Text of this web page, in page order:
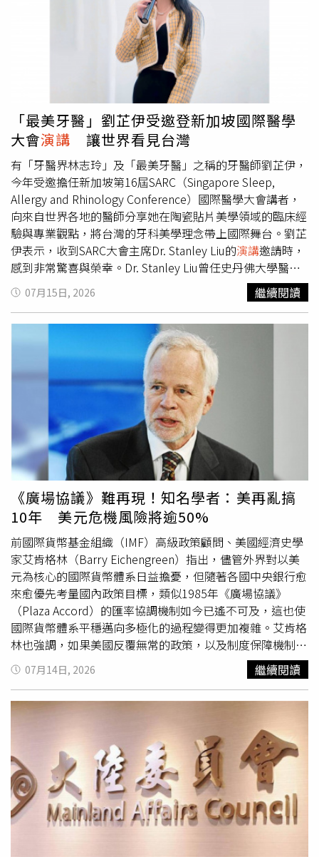
曾捐款史丹佛大學及加州藝術學院等教育機構。此次則透過
拍賣個人物品募集善款，展現不同於以往的公益方式，也讓
1件象徵其個人風格的皮夾克，成為支持科技創新與人才培
署、臺灣高雄地方檢察署等單位指導，並由採購業務相關人
員與承攬商共同參與，透過跨領域交流深化誠信治理與品質
管理。 本次論壇涵蓋專題演講 、企業治理分享及專家座
談，並聚焦「深耕能源廉能，嚴守法律防線，共創誠信供應
鏈」議題。臺灣高雄地方檢察署主任檢察官魏豪勇受邀與
談，呼籲企業嚴守往來分際並勇於檢舉不法，司法機關將嚴
格落實保護機制，同時也提醒辦理採購驗收務必恪遵法紀，
切勿因私交放水而觸犯貪污重罪；其他與會代表則從制度與
實務面探討，除了借鏡民營企業的紅線制度與管理機制、鼓
勵員工拒絕貪腐外，也強調廉能治理是確保關鍵基礎設施安
全與能源穩定供應的重要基石。 台灣中油強調，國營事業
肩負社會期許及責任，法令遵循是企業治理的基本要求，對
於不法行為均採零容忍態度。公司除致力推動廉政宣導與法
治教育、深化同仁法紀倫理意識外，亦將持續精進內部控制
與廉能治理機制；同時，期盼透過跨領域交流，展現台灣中
油落實履約誠信、把關能源設備品質及強化供應鏈韌性的決
心，並與各合作夥伴攜手打造誠信、透明且安全的能源產業
環境。
「最美牙醫」劉芷伊受邀登新加坡國際醫學
大會演講 讓世界看見台灣
有「牙醫界林志玲」及「最美牙醫」之稱的牙醫師劉芷伊，
今年受邀擔任新加坡第16屆SARC（Singapore Sleep,
Allergy and Rhinology Conference）國際醫學大會講者，
向來自世界各地的醫師分享她在陶瓷貼片美學領域的臨床經
驗與專業觀點，將台灣的牙科美學理念帶上國際舞台。劉芷
伊表示，收到SARC大會主席Dr. Stanley Liu的演講邀請時，
感到非常驚喜與榮幸。Dr. Stanley Liu曾任史丹佛大學醫學
院耳鼻喉科副教授，也是世界呼吸道美學（Airway
Aesthetics）領域的重要權威醫師。本屆SARC醫學大會邀請
超過10個國家的國際講者，涵蓋牙科、耳鼻喉科、口腔顎面
外科、睡眠醫學等領域，並吸引近20個國家的醫師參與，是
亞洲具代表性的國際醫學交流盛會。劉芷伊在SARC國際醫
學大會和各國醫師交流。（圖／劉芷伊牙醫師提供）此次
中，劉芷伊以「Design a Smile That Breathes」為題，
分享陶瓷貼片美學與臉部比例、呼吸及整體臉部和諧之間的
關聯，並透過自身臨床案例，介紹台灣在陶瓷貼片美學設計
上的經驗與觀點。除了醫療專業之外，劉芷伊平時也活躍於
社群媒體，目前全平台累積追蹤人數逼近80萬人，並曾創下
單月全社群自然觀看量突破5,000萬次的成績。她經常與不
同領域的KOL合作拍攝短影音，創作各種輕鬆有趣的作品，
許多影片創下數百萬至千萬以上觀看次數。劉芷伊過去也曾
跨足模特兒及國際選美領域，2014年獲得模特兒選秀冠
軍；2019年受邀代表台灣前往義大利，參加歐洲大陸小姐
世界區賽事（Miss Europe Continental in the World），並
榮獲「氣質小姐（Miss Elegance）」殊榮。私下的她也熱
愛健身及格鬥訓練，經常在社群媒體分享重量訓練、巴西柔
術等課程內容，展現與專業醫師截然不同的一面。其中，她
俐落完成過肩摔及各種格鬥技巧的影片，更吸引不少粉絲留
言表示：「好俐落的過肩摔，有點強耶」、「我也想被劉醫
師鎖頸動脈」。劉芷伊過去曾跨足模特兒及國際選美領域。
（圖／劉芷伊牙醫師提供）從牙科專業、國際醫學交流、模
特兒、國際選美，到社群創作與運動，劉芷伊一路累積跨領
域經歷，也展現醫師除了深耕專業之外，仍能持續探索不同
領域、挑戰更多可能。這樣的多元背景，也塑造出她鮮明的
個人特色。無論是在國際醫學講台分享專業知識，或是在社
群媒體分享生活、健身及創作內容，都展現出專業與親和兼
具的一面，也讓不少粉絲直呼「反差感十足」，成為她最具
辨識度的特色之一。劉芷伊表示，醫學不一定只能用嚴肅的
方式傳遞，希望透過社群媒體，以更貼近大眾、更有趣的內
容，讓更多人願意認識牙科、美學與健康知識，也讓醫師與
07月15日, 2026 繼續閱讀
《廣場協議》難再現！知名學者：美再亂搞
10年 美元危機風險將逾50%
前國際貨幣基金組織（IMF）高級政策顧問、美國經濟史學
家艾肯格林（Barry Eichengreen）指出，儘管外界對以美
元為核心的國際貨幣體系日益擔憂，但隨著各國中央銀行愈
來愈優先考量國內政策目標，類似1985年《廣場協議》
（Plaza Accord）的匯率協調機制如今已遙不可及，這也使
國際貨幣體系平穩邁向多極化的過程變得更加複雜。艾肯格
林也強調，如果美國反覆無常的政策，以及制度保障機制持
續削弱的情況再持續10年，市場對美元失去信心，並爆發突
發性危機的機率將超過50%。據《南華早報》報導，艾肯格
林於1996年出版的著作《資本全球化：一部國際貨幣體系
史》至今仍被視為國際貨幣體系歷史研究中最具權威性的著
作。他10日在1場北京學術組織「政府與市場經濟學國際學
會」（SAGE），及清華大學「中國經濟實踐與思想研究
院」（ACCEPT）共同舉辦的線上 演講中表示：「我不認為
像1985年《廣場協議》那樣的安排……能夠在21世紀重
現。」據悉，《廣場協議》在歷史上被廣泛視為國際貨幣協
調的重要里程碑，當年主要經濟體透過協調一致的匯率行
動，共同促使美元貶值。目前任教於美國加州大學柏克萊分
07月14日, 2026 繼續閱讀